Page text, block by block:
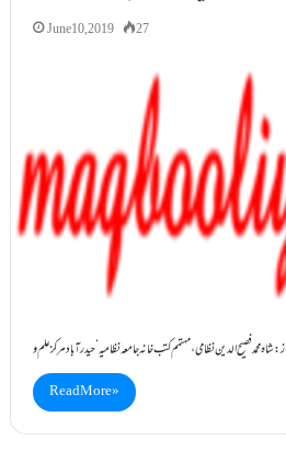
June 10, 2019 27
Read More »